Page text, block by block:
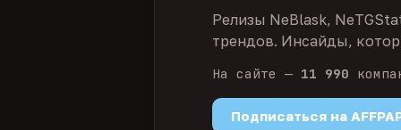
Релизы NeBlask,
трендов. Инсайды,
На сайте — 11 990
Подписаться на